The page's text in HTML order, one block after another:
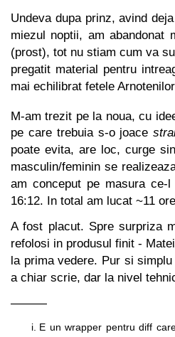
Undeva dupa prinz, avind
miezul noptii, am abandonat
(prost), tot nu stiam cum va
pregatit material pentru
mai echilibrat fetele
M-am trezit pe la noua, cu
pe care trebuia s-o joace
poate evita, are loc, curge
masculin/feminin se
am conceput pe masura
16:12. In total am lucat ~11
A fost placut. Spre surpriza
refolosi in produsul finit -
la prima vedere. Pur si
a chiar scrie, dar la nivel
———
E un wrapper pentru diff